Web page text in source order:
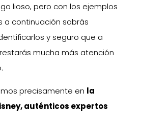
lioso, pero con los ejemplos
a continuación sabrás
y seguro que a
mucha más atención
precisamente en la
auténticos expertos